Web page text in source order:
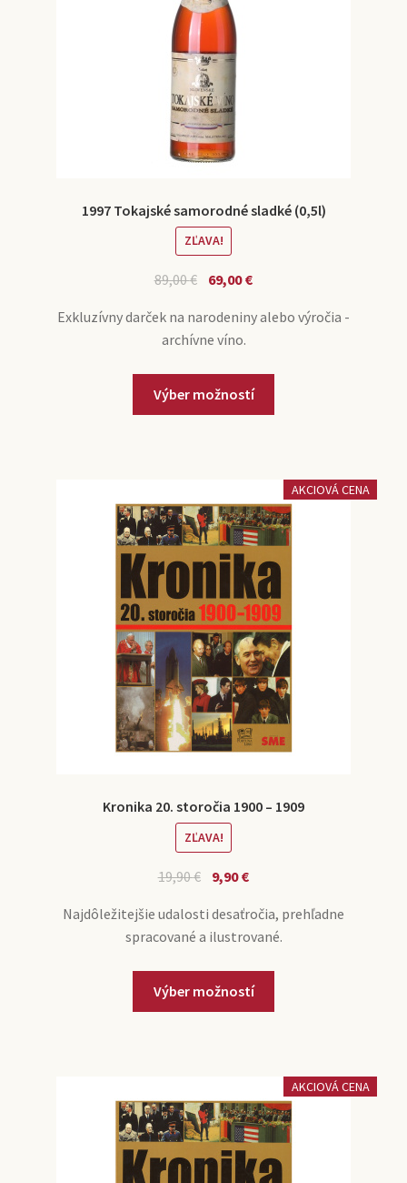
1997 Tokajské samorodné sladké (0,5l)
ZĽAVA!
89,00€ 69,00€
Exkluzívny darček na narodeniny alebo výročia -
archívne víno.
Výber možností
AKCIOVÁ CENA
Kronika 20. storočia 1900 – 1909
ZĽAVA!
19,90€ 9,90€
Najdôležitejšie udalosti desaťročia, prehľadne
spracované a ilustrované.
Výber možností
AKCIOVÁ CENA